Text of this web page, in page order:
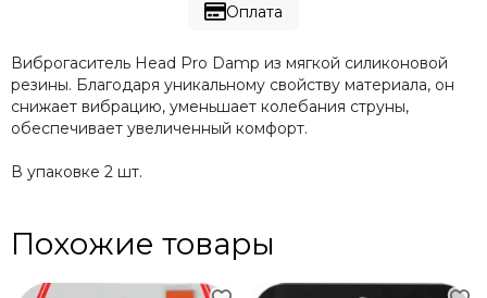
Оплата
Виброгаситель Head Pro Damp из мягкой силиконовой
резины. Благодаря уникальному свойству материала, он
снижает вибрацию, уменьшает колебания струны,
обеспечивает увеличенный комфорт.
В упаковке 2 шт.
Похожие товары